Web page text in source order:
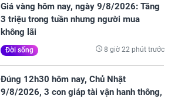
Giá vàng hôm nay, ngày 9/8/2026: Tăng
3 triệu trong tuần nhưng người mua
không lãi
Đời sống 8 giờ 22 phút trước
Đúng 12h30 hôm nay, Chủ Nhật
9/8/2026, 3 con giáp tài vận hanh thông,